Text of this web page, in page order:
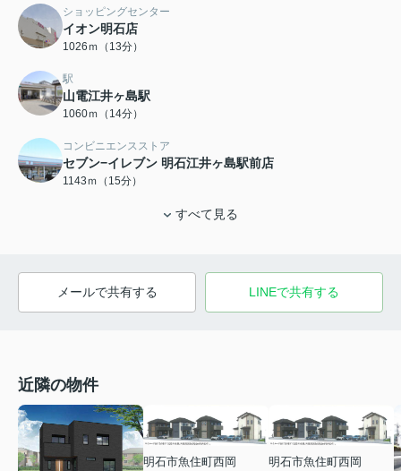
ショッピングセンター
イオン明石店
1026ｍ（13分）
駅
山電江井ヶ島駅
1060ｍ（14分）
コンビニエンスストア
セブン−イレブン 明石江井ヶ島駅前店
1143ｍ（15分）
すべて見る
メールで共有する LINEで共有する
近隣の物件
明石市魚住町西岡
明石市魚住町西岡